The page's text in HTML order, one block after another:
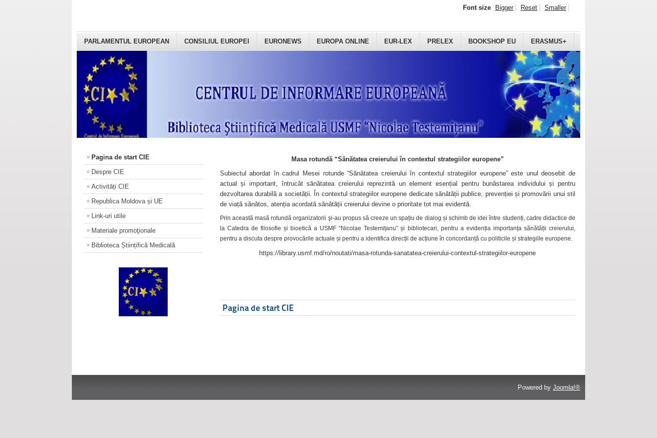
PARLAMENTUL EUROPEAN CONSILIUL EUROPEI EURONEWS EUROPA ONLINE EUR-LEX PRELEX BOOKSHOP EU ERASMUS+
Font size Bigger Reset Smaller
Pagina de start CIE
Despre CIE
Activități CIE
Republica Moldova și UE
Link-uri utile
Materiale promoţionale
Biblioteca Științifică Medicală
Masa rotundă “Sănătatea creierului în contextul strategiilor europene”
Subiectul abordat în cadrul Mesei rotunde “Sănătatea creierului în contextul strategiilor europene” este unul deosebit de
actual și important, întrucât sănătatea creierului reprezintă un element esențial pentru bunăstarea individului și pentru
dezvoltarea durabilă a societății. În contextul strategiilor europene dedicate sănătății publice, prevenției și promovării unui stil
de viață sănătos, atenția acordată sănătății creierului devine o prioritate tot mai evidentă.
Prin această masă rotundă organizatorii şi-au propus să creeze un spațiu de dialog și schimb de idei între studenți, cadre didactice de
la Catedra de filosofie și bioetică a USMF “Nicolae Testemițanu” și bibliotecari, pentru a evidenția importanța sănătății creierului,
pentru a discuta despre provocările actuale și pentru a identifica direcții de acțiune în concordanță cu politicile și strategiile europene.
https://library.usmf.md/ro/noutati/masa-rotunda-sanatatea-creierului-contextul-strategiilor-europene
Pagina de start CIE
Powered by Joomla!®